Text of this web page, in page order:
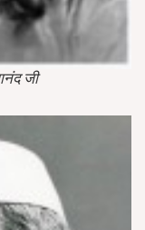
जी